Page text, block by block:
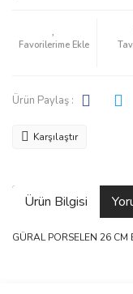
Ürün Paylaş :
Karşılaştır
Ürün Bilgisi
GÜRAL PORSELEN 26 CM